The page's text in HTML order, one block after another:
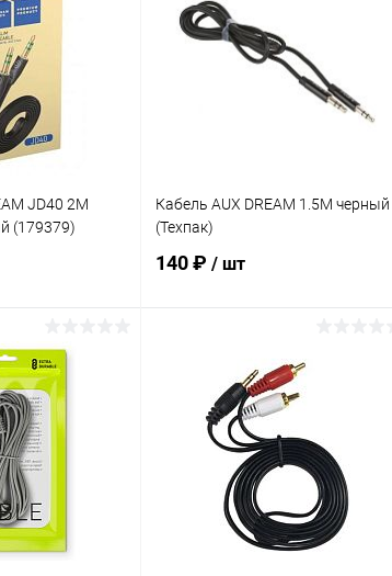
К сравнению Купить в 1 клик
В избранное В наличии
JD40 2M
(179379)
К сравнению
Кабель AUX DREAM 1.5М черный
(Техпак)
140 ₽ / шт
Купить в 1 клик
В избранное В наличии